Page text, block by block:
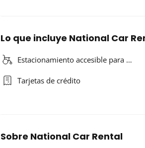
Lo que incluye National Car
Estacionamiento accesible para …
Tarjetas de crédito
Sobre National Car Rental